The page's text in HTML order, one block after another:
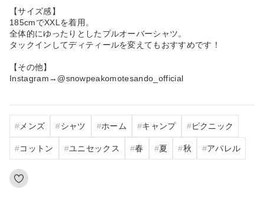
【サイズ感】
185cmでXXLを着用。
全体的にゆったりとしたプルオーバーシャツ。
タックインしてディティールを変えてもおすすめです！
【その他】
Instagram→@snowpeakomotesando_official
メンズ シャツ ホーム キャンプ ピクニック
コットン ユニセックス 春 夏 秋 アパレル